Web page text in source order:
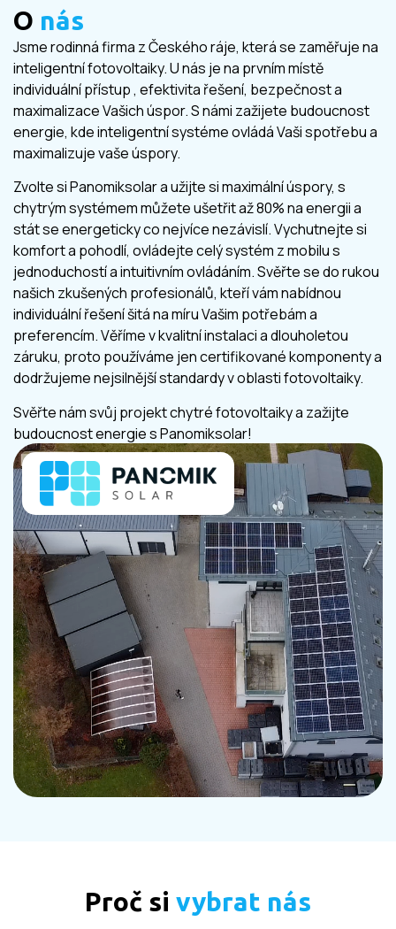
O nás
Jsme rodinná firma z Českého ráje, která se zaměřuje na
inteligentní fotovoltaiky. U nás je na prvním místě
individuální přístup , efektivita řešení, bezpečnost a
maximalizace Vašich úspor. S námi zažijete budoucnost
energie, kde inteligentní systéme ovládá Vaši spotřebu a
maximalizuje vaše úspory.
Zvolte si Panomiksolar a užijte si maximální úspory, s
chytrým systémem můžete ušetřit až 80% na energii a
stát se energeticky co nejvíce nezávislí. Vychutnejte si
komfort a pohodlí, ovládejte celý systém z mobilu s
jednoduchostí a intuitivním ovládáním. Svěřte se do rukou
našich zkušených profesionálů, kteří vám nabídnou
individuální řešení šitá na míru Vašim potřebám a
preferencím. Věříme v kvalitní instalaci a dlouholetou
záruku, proto používáme jen certifikované komponenty a
dodržujeme nejsilnější standardy v oblasti fotovoltaiky.
Svěřte nám svůj projekt chytré fotovoltaiky a zažijte
budoucnost energie s Panomiksolar!
Proč si vybrat nás